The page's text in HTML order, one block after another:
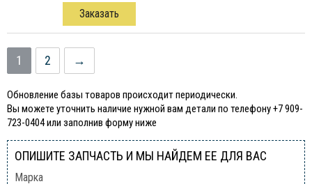
Заказать
1 2 →
Обновление базы товаров происходит периодически.
Вы можете уточнить наличие нужной вам детали по телефону +7 909-
723-0404 или заполнив форму ниже
ОПИШИТЕ ЗАПЧАСТЬ И МЫ НАЙДЕМ ЕЕ ДЛЯ ВАС
Марка